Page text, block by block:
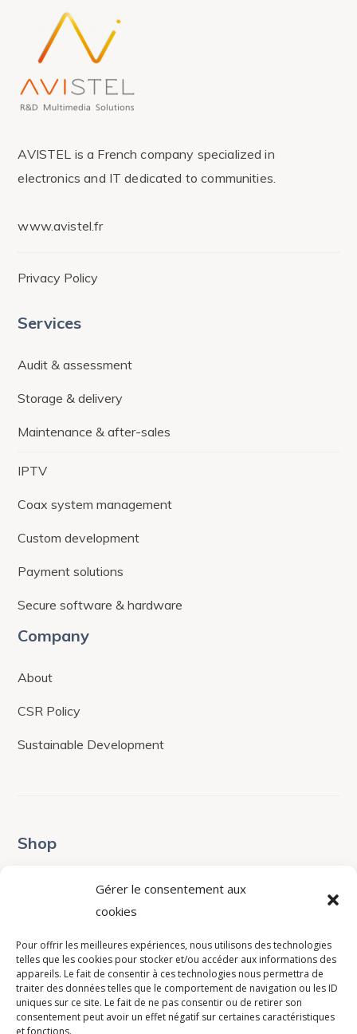
Gérer le consentement aux
cookies
Pour offrir les meilleures expériences, nous utilisons des technologies
telles que les cookies pour stocker et/ou accéder aux informations des
appareils. Le fait de consentir à ces technologies nous permettra de
traiter des données telles que le comportement de navigation ou les ID
uniques sur ce site. Le fait de ne pas consentir ou de retirer son
consentement peut avoir un effet négatif sur certaines caractéristiques
et fonctions.
AVISTEL is a French company specialized in
electronics and IT dedicated to communities.
www.avistel.fr
Privacy Policy
Services
Audit & assessment
Storage & delivery
Maintenance & after-sales
IPTV
Coax system management
Custom development
Payment solutions
Secure software & hardware
Company
About
CSR Policy
Sustainable Development
Shop
Terms & Conditions
Contacts
contact@avistel.fr